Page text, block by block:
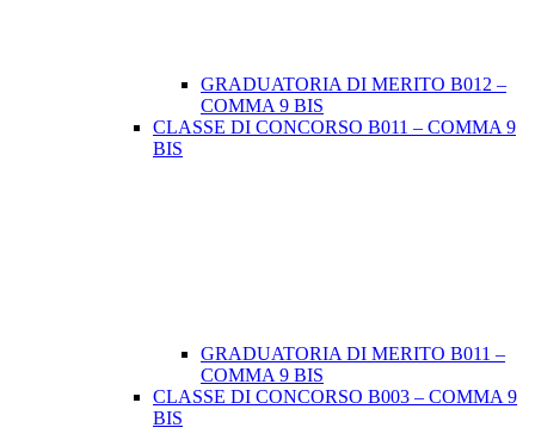
GRADUATORIA DI MERITO B012 –
COMMA 9 BIS
CLASSE DI CONCORSO B011 – COMMA 9
BIS
GRADUATORIA DI MERITO B011 –
COMMA 9 BIS
CLASSE DI CONCORSO B003 – COMMA 9
BIS